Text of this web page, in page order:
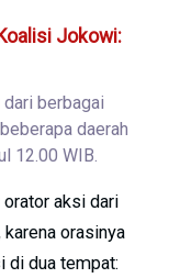
Jokowi:
dari berbagai
daerah
12.00 WIB.
aksi dari
orasinya
di dua tempat: